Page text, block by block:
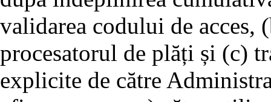
validarea codului de acces,
procesatorul de plăți și (c)
explicite de către